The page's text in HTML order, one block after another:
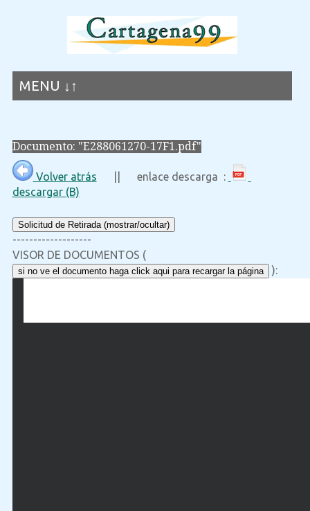
MENU ↓↑
Documento: "E288061270-17F1.pdf"
Volver atrás || enlace descarga :
descargar (B)
Solicitud de Retirada (mostrar/ocultar)
-------------------
VISOR DE DOCUMENTOS (
si no ve el documento haga click aqui para recargar la página ):